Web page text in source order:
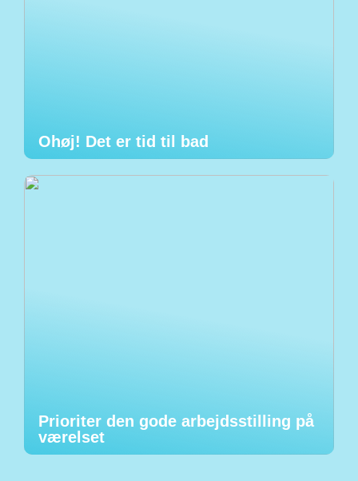
Ohøj! Det er tid til bad
Prioriter den gode arbejdsstilling på
værelset